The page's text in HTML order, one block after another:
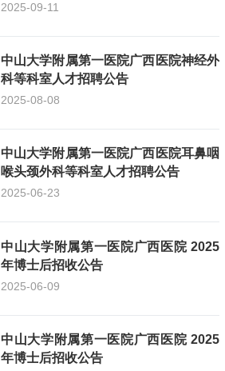
2025-09-11
中山大学附属第一医院广西医院神经外
科等科室人才招聘公告
2025-08-08
中山大学附属第一医院广西医院耳鼻咽
喉头颈外科等科室人才招聘公告
2025-06-23
中山大学附属第一医院广西医院 2025
年博士后招收公告
2025-06-09
中山大学附属第一医院广西医院 2025
年博士后招收公告